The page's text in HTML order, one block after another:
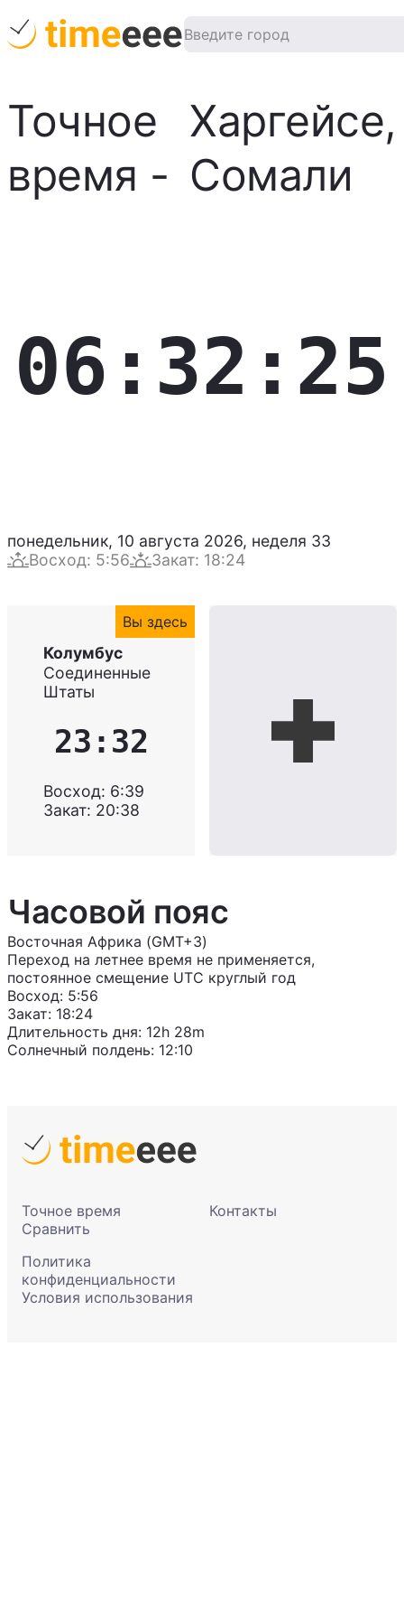
Точное
время -
Харгейсе,
Сомали
06:32:26
понедельник, 10 августа 2026, неделя 33
Восход: 5:56 Закат: 18:24
Вы здесь
Колумбус
Соединенные
Штаты
23:32
Восход: 6:39
Закат: 20:38
Часовой пояс
Восточная Африка (GMT+3)
Переход на летнее время не применяется,
постоянное смещение UTC круглый год
Восход: 5:56
Закат: 18:24
Длительность дня: 12h 28m
Солнечный полдень: 12:10
Точное время
Сравнить
Контакты
Политика
конфиденциальности
Условия использования